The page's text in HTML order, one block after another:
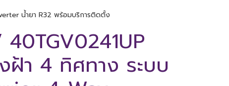
น้ำยา R32 พร้อมบริการติดตั้ง
ฝ้า 4 ทิศทาง ระบบ